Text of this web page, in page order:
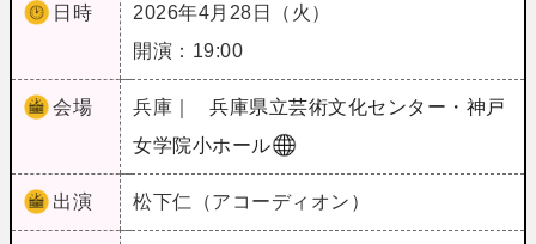
日時
2026年4月28日（火）
開演：19:00
会場 兵庫｜
兵庫県立芸術文化センター・神戸
女学院小ホール
出演 松下仁（アコーディオン）